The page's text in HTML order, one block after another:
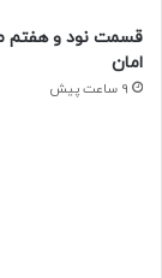
قسمت نود و هفتم
امان
9 ساعت پیش